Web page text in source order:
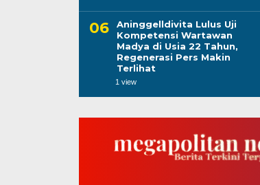
Aninggelldivita Lulus Uji
Kompetensi Wartawan
Madya di Usia 22 Tahun,
Regenerasi Pers Makin
Terlihat
1 view